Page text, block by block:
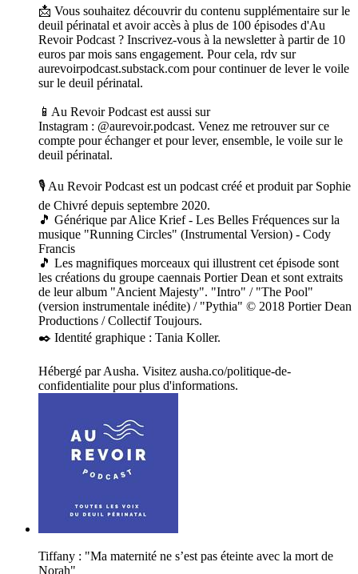
📩 Vous souhaitez découvrir du contenu supplémentaire sur le
deuil périnatal et avoir accès à plus de 100 épisodes d'Au
Revoir Podcast ? Inscrivez-vous à la newsletter à partir de 10
euros par mois sans engagement. Pour cela, rdv sur
aurevoirpodcast.substack.com pour continuer de lever le voile
sur le deuil périnatal.
📱Au Revoir Podcast est aussi sur
Instagram : @aurevoir.podcast. Venez me retrouver sur ce
compte pour échanger et pour lever, ensemble, le voile sur le
deuil périnatal.
🎙️ Au Revoir Podcast est un podcast créé et produit par Sophie
de Chivré depuis septembre 2020.
🎵 Générique par Alice Krief - Les Belles Fréquences sur la
musique "Running Circles" (Instrumental Version) - Cody
Francis
🎵 Les magnifiques morceaux qui illustrent cet épisode sont
les créations du groupe caennais Portier Dean et sont extraits
de leur album "Ancient Majesty". "Intro" / "The Pool"
(version instrumentale inédite) / "Pythia" © 2018 Portier Dean
Productions / Collectif Toujours.
✒️ Identité graphique : Tania Koller.
Hébergé par Ausha. Visitez ausha.co/politique-de-
confidentialite pour plus d'informations.
Tiffany : "Ma maternité ne s’est pas éteinte avec la mort de
Norah"